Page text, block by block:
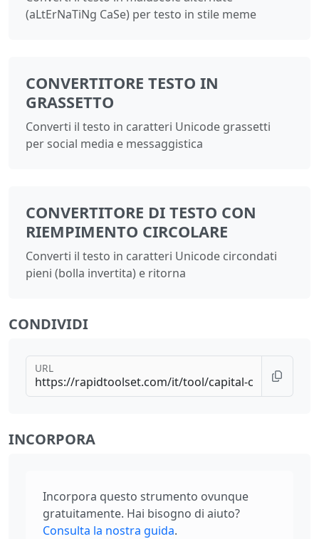
(aLtErNaTiNg CaSe) per testo in stile meme
CONVERTITORE TESTO IN
GRASSETTO
Converti il testo in caratteri Unicode grassetti
per social media e messaggistica
CONVERTITORE DI TESTO CON
RIEMPIMENTO CIRCOLARE
Converti il testo in caratteri Unicode circondati
pieni (bolla invertita) e ritorna
CONDIVIDI
URL
INCORPORA
Incorpora questo strumento ovunque
gratuitamente. Hai bisogno di aiuto?
Consulta la nostra guida.